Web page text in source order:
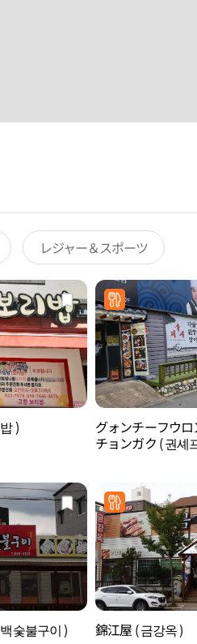
レジャー＆スポーツ
)
グォンチーフウ
チョンガク ( 권셰
숯불구이 ) 錦江屋 ( 금강옥 )